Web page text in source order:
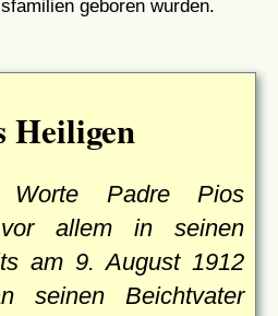
geboren wurden.
Heiligen
Worte Padre Pios
allem in seinen
am 9. August 1912
seinen Beichtvater